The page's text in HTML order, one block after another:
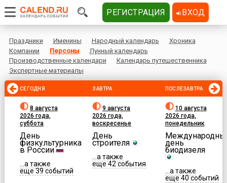
Праздники Именины Народный календарь
Хроника
Компании
Персоны
Лунный календарь
Производственные календари
Календарь путешественника
Экспертные материалы
СЕГОДНЯ
8 августа
2026 года,
суббота
День
физкультурника
в России
...а также
еще 39 событий
ЗАВТРА
9 августа
2026 года,
воскресенье
День
строителя
...а также
еще 42 события
ПОСЛЕЗАВТРА
10 августа
2026 года,
понедельник
день
биодизеля
...а также
еще 40 событий
РЕГИСТРАЦИЯ ВХОД